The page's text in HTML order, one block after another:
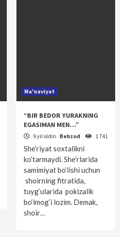
Ma'naviyat
“BIR BEDOR YURAKNING
EGASIMAN MEN…”
9 yil oldin Behzod 1 741
She’riyat soxtalikni
ko‘tarmaydi. She’rlarida
samimiyat bo‘lishi uchun
shoirning fitratida,
tuyg‘ularida pokizalik
bo‘lmog‘i lozim. Demak,
shoir…